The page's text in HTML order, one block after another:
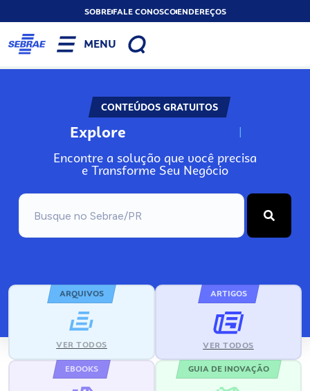
SOBREFALE CONOSCOENDEREÇOS
MENU
CONTEÚDOS GRATUITOS
Explore N
Encontre a solução que você precisa
e Transforme Seu Negócio
ARQUIVOS
VER TODOS
ARTIGOS
VER TODOS
EBOOKS GUIA DE INOVAÇÃO